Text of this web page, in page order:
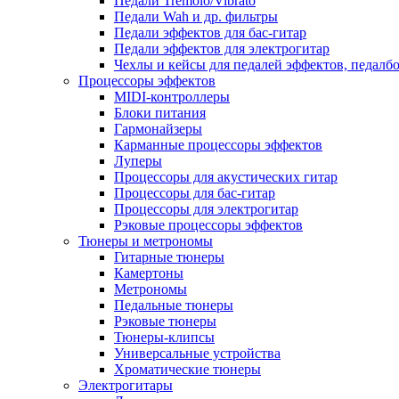
Педали Wah и др. фильтры
Педали эффектов для бас-гитар
Педали эффектов для электрогитар
Чехлы и кейсы для педалей эффектов,
Процессоры эффектов
MIDI-контроллеры
Блоки питания
Гармонайзеры
Карманные процессоры эффектов
Луперы
Процессоры для акустических гитар
Процессоры для бас-гитар
Процессоры для электрогитар
Рэковые процессоры эффектов
Тюнеры и метрономы
Гитарные тюнеры
Камертоны
Метрономы
Педальные тюнеры
Рэковые тюнеры
Тюнеры-клипсы
Универсальные устройства
Хроматические тюнеры
Электрогитары